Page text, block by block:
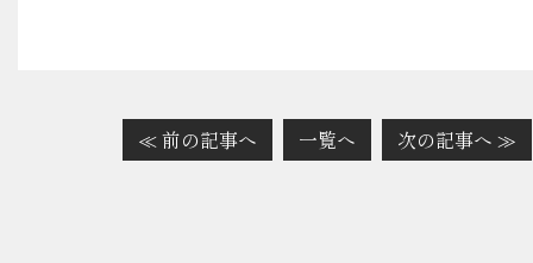
≪ 前の記事へ 一覧へ 次の記事へ ≫